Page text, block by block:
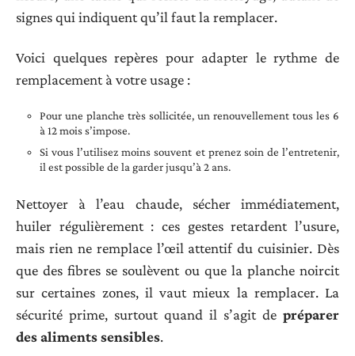
signes qui indiquent qu’il faut la remplacer.
Voici quelques repères pour adapter le rythme de
remplacement à votre usage :
Pour une planche très sollicitée, un renouvellement tous les 6
à 12 mois s’impose.
Si vous l’utilisez moins souvent et prenez soin de l’entretenir,
il est possible de la garder jusqu’à 2 ans.
Nettoyer à l’eau chaude, sécher immédiatement,
huiler régulièrement : ces gestes retardent l’usure,
mais rien ne remplace l’œil attentif du cuisinier. Dès
que des fibres se soulèvent ou que la planche noircit
sur certaines zones, il vaut mieux la remplacer. La
sécurité prime, surtout quand il s’agit de préparer
des aliments sensibles.